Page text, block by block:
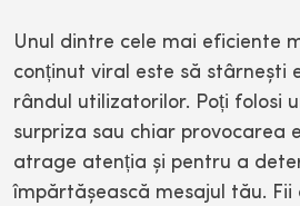
Unul dintre cele mai eficiente
conținut viral este să stârnești
rândul utilizatorilor. Poți folosi
surpriza sau chiar provocarea
atrage atenția și pentru a
împărtășească mesajul tău.